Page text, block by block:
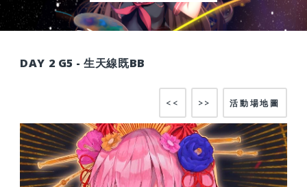
DAY 2 G5 - 生天線既BB
活動場地圖
>>
<<